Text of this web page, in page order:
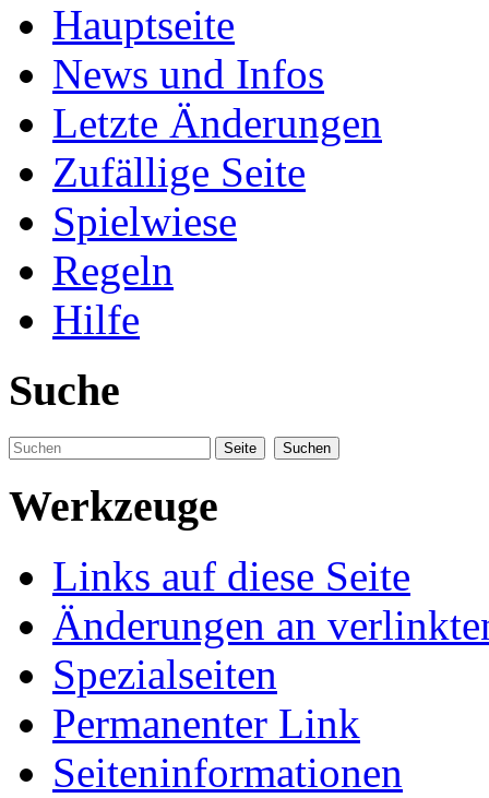
Hauptseite
News und Infos
Letzte Änderungen
Zufällige Seite
Spielwiese
Regeln
Hilfe
Suche
Werkzeuge
Links auf diese Seite
Änderungen an
Spezialseiten
Permanenter Link
Seiteninformationen